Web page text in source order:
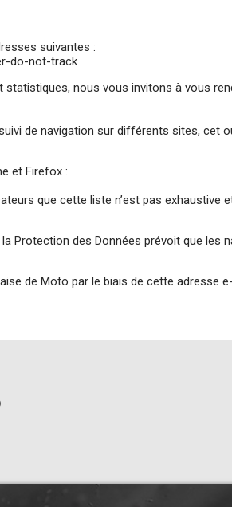
suivantes :
do-not-track
statistiques, nous vous invitons à vous
de navigation sur différents sites, cet
et Firefox :
que cette liste n’est pas exhaustive
Protection des Données prévoit que les
de Moto par le biais de cette adresse